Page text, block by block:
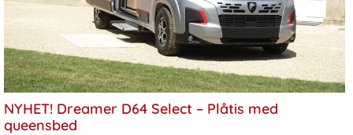
NYHET! Dreamer D64 Select – Plåtis med
queensbed